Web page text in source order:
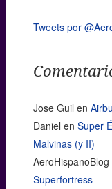
Tweets por
Jose Guil en
Daniel en Super
Malvinas (y II)
AeroHispanoBlog
Superfortress